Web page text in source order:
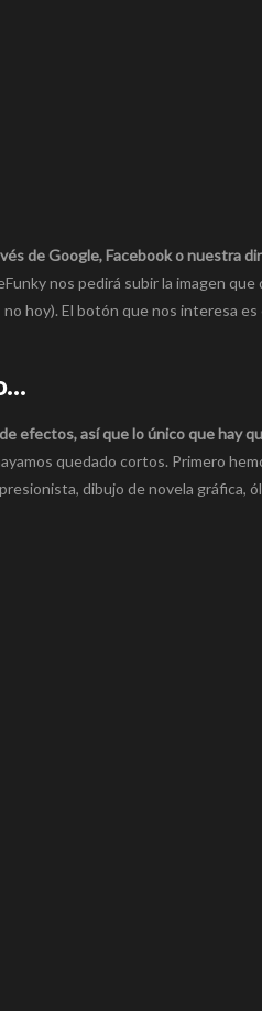
de Google, Facebook o nuestra
nos pedirá subir la imagen que
hoy). El botón que nos interesa es
efectos, así que lo único que hay
quedado cortos. Primero
dibujo de novela gráfica,